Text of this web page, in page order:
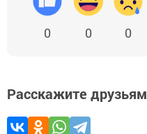
0 0 0
Расскажите друзьям